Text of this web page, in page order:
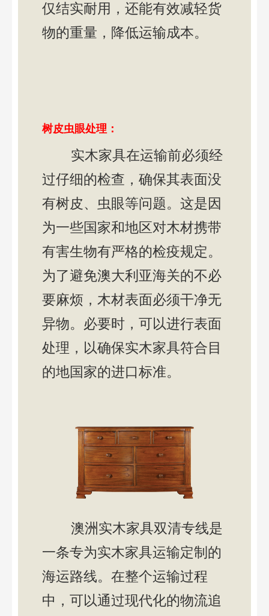
仅结实耐用，还能有效减轻货
物的重量，降低运输成本。
树皮虫眼处理：
实木家具在运输前必须经
过仔细的检查，确保其表面没
有树皮、虫眼等问题。这是因
为一些国家和地区对木材携带
有害生物有严格的检疫规定。
为了避免澳大利亚海关的不必
要麻烦，木材表面必须干净无
异物。必要时，可以进行表面
处理，以确保实木家具符合目
的地国家的进口标准。
澳洲实木家具双清专线是
一条专为实木家具运输定制的
海运路线。在整个运输过程
中，可以通过现代化的物流追